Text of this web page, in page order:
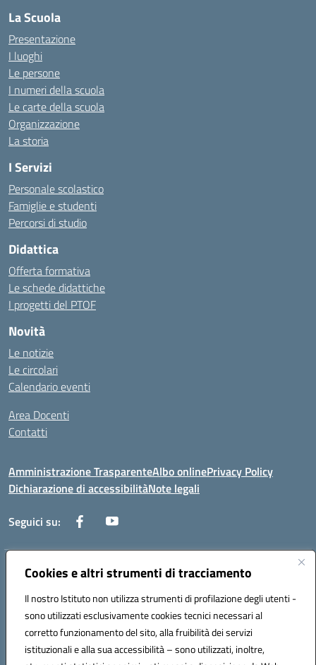
Cookies e altri strumenti di tracciamento
Il nostro Istituto non utilizza strumenti di profilazione degli utenti -
sono utilizzati esclusivamente cookies tecnici necessari al
corretto funzionamento del sito, alla fruibilità dei servizi
istituzionali e alla sua accessibilità – sono utilizzati, inoltre,
La Scuola
Presentazione
I luoghi
Le persone
I numeri della scuola
Le carte della scuola
Organizzazione
La storia
I Servizi
Personale scolastico
Famiglie e studenti
Percorsi di studio
Didattica
Offerta formativa
Le schede didattiche
I progetti del PTOF
Novità
Le notizie
Le circolari
Calendario eventi
Area Docenti
Contatti
Amministrazione TrasparenteAlbo onlinePrivacy Policy
Dichiarazione di accessibilitàNote legali
Seguici su:
Indirizzo:Via dei mille, 2 - 80011 Acerra (NA)
Posta elettronica certificata (PEC):naee10200g@pec.istruzione.it
Codice fiscale: 80103770634
Codice meccanografico: NAEE10200G